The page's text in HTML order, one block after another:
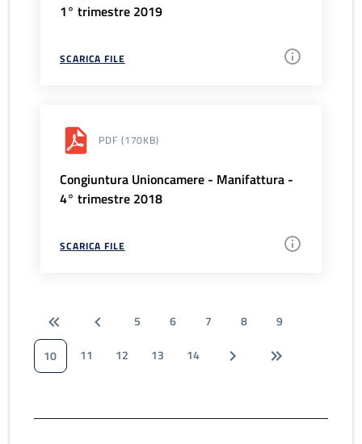
1° trimestre 2019
SCARICA FILE
PDF (170KB)
Congiuntura Unioncamere - Manifattura -
4° trimestre 2018
SCARICA FILE
5 6 7 8
9
10
11 12 13 14